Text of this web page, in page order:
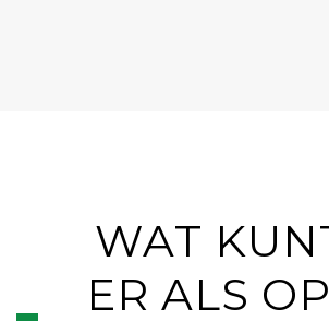
WAT
ER ALS